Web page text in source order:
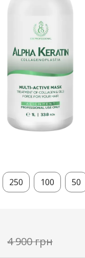
250 100 50
4 900 грн